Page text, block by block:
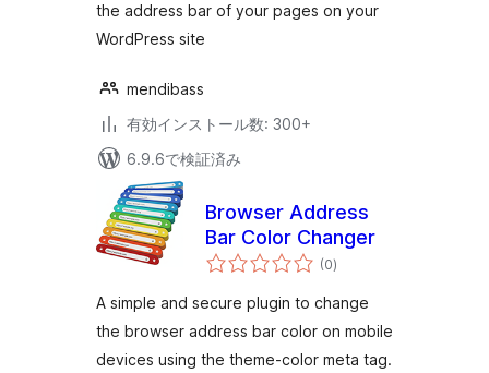
the address bar of your pages on your
WordPress site
mendibass
有効インストール数: 300+
6.9.6で検証済み
Browser Address
Bar Color Changer
(0個
の
価
)
A simple and secure plugin to change
the browser address bar color on mobile
devices using the theme-color meta tag.